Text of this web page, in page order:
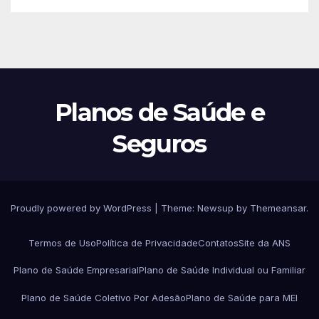
Planos de Saúde e
Seguros
Proudly powered by WordPress Theme: Newsup by Themeansar.
Termos de UsoPolítica de PrivacidadeContatosSite da ANS
Plano de Saúde EmpresarialPlano de Saúde Individual ou Familiar
Plano de Saúde Coletivo Por AdesãoPlano de Saúde para MEI